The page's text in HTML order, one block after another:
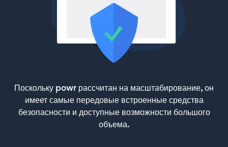
Поскольку powr рассчитан на масштабирование, он
имеет самые передовые встроенные средства
безопасности и доступные возможности большого
объема.